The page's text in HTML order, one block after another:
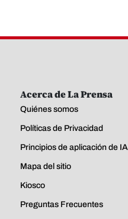
Acerca de La Prensa
Quiénes somos
Políticas de Privacidad
Principios de aplicación de IA
Mapa del sitio
Kiosco
Preguntas Frecuentes